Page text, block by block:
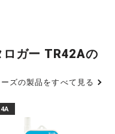
ガー TR42Aの
ズの製品をすべて見る